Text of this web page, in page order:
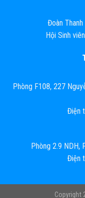
Đoàn Thanh
Hội Sinh
Phòng F108, 227
Điện
Phòng 2.9 NDH,
Điện
Copyright